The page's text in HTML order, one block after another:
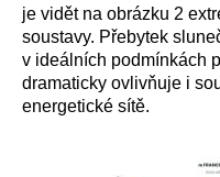
je vidět na obrázku 2
soustavy. Přebytek
v ideálních podmínkách
dramaticky ovlivňuje i
energetické sítě.